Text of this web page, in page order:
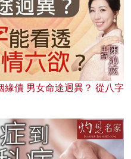
緣債 男女命途迥異？ 從八字